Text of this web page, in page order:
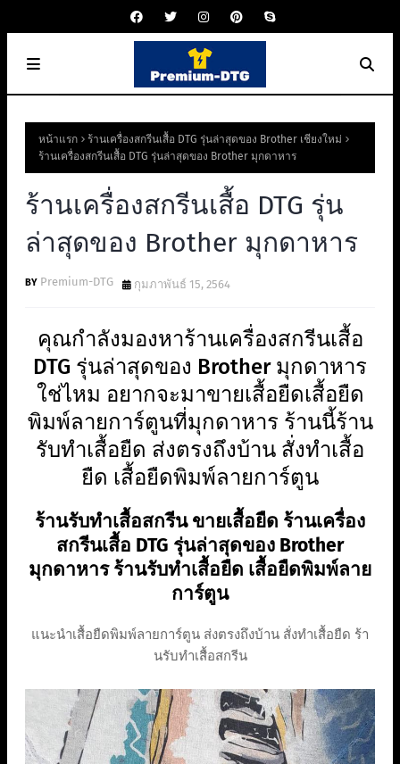
หน้าแรก
ร้านเครื่องสกรีนเสื้อ DTG รุ่นล่าสุดของ Brother เชียงใหม่
ร้านเครื่องสกรีนเสื้อ DTG รุ่นล่าสุดของ Brother มุกดาหาร
ร้านเครื่องสกรีนเสื้อ DTG รุ่น
ล่าสุดของ Brother มุกดาหาร
Premium-DTG กุมภาพันธ์ 15, 2564
คุณกำลังมองหาร้านเครื่องสกรีนเสื้อ
DTG รุ่นล่าสุดของ Brother มุกดาหาร
ใช่ไหม อยากจะมาขายเสื้อยืดเสื้อยืด
พิมพ์ลายการ์ตูนที่มุกดาหาร ร้านนี้ร้าน
รับทำเสื้อยืด ส่งตรงถึงบ้าน สั่งทำเสื้อ
ยืด เสื้อยืดพิมพ์ลายการ์ตูน
ร้านรับทําเสื้อสกรีน ขายเสื้อยืด ร้านเครื่อง
สกรีนเสื้อ DTG รุ่นล่าสุดของ Brother
มุกดาหาร ร้านรับทำเสื้อยืด เสื้อยืดพิมพ์ลาย
การ์ตูน
แนะนำเสื้อยืดพิมพ์ลายการ์ตูน ส่งตรงถึงบ้าน สั่งทำเสื้อยืด ร้า
นรับทําเสื้อสกรีน